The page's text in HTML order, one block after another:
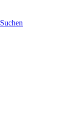
Suchen